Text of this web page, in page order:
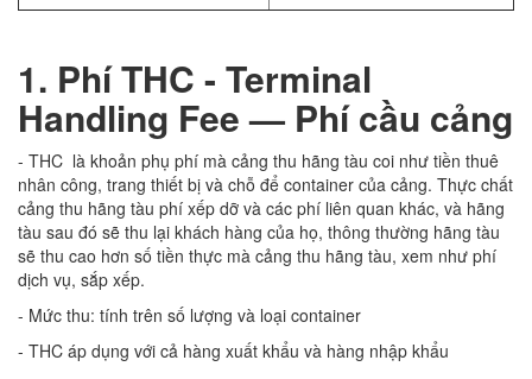
1. Phí THC - Terminal
Handling Fee — Phí cầu cảng
- THC là khoản phụ phí mà cảng thu hãng tàu coi như tiền thuê
nhân công, trang thiết bị và chỗ để container của cảng. Thực chất
cảng thu hãng tàu phí xếp dỡ và các phí liên quan khác, và hãng
tàu sau đó sẽ thu lại khách hàng của họ, thông thường hãng tàu
sẽ thu cao hơn số tiền thực mà cảng thu hãng tàu, xem như phí
dịch vụ, sắp xếp.
- Mức thu: tính trên số lượng và loại container
- THC áp dụng với cả hàng xuất khẩu và hàng nhập khẩu